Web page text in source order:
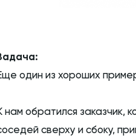
один из хороших
нам обратился заказчик,
сверху и сбоку,